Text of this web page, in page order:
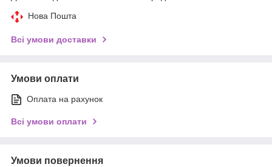
Нова Пошта
Всі умови доставки
Умови оплати
Оплата на рахунок
Всі умови оплати
Умови повернення